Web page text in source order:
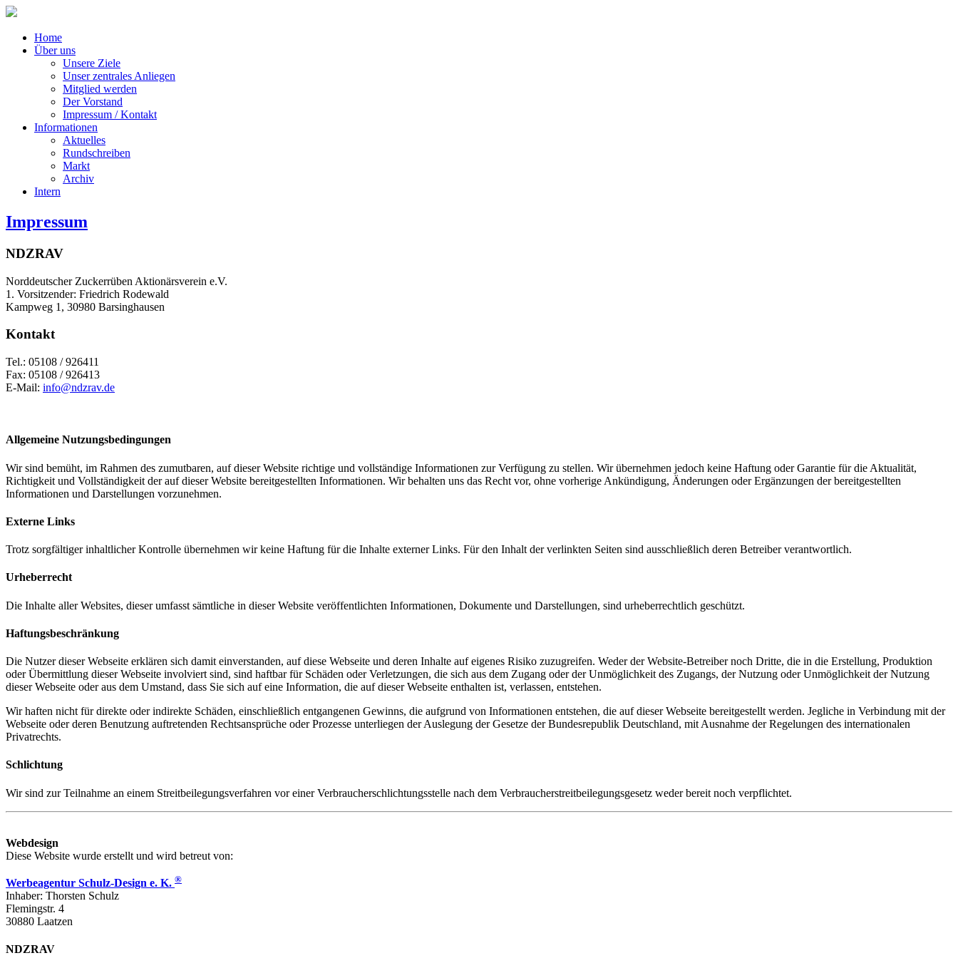
Home
Über uns
Unsere Ziele
Unser zentrales Anliegen
Mitglied werden
Der Vorstand
Impressum / Kontakt
Informationen
Aktuelles
Rundschreiben
Markt
Archiv
Intern
Impressum
NDZRAV
Norddeutscher Zuckerrüben Aktionärsverein e.V.
1. Vorsitzender: Friedrich Rodewald
Kampweg 1, 30980 Barsinghausen
Kontakt
Tel.: 05108 / 926411
Fax: 05108 / 926413
E-Mail: info@ndzrav.de
Allgemeine Nutzungsbedingungen
Wir sind bemüht, im Rahmen des zumutbaren, auf dieser Website richtige und vollständige Informationen zur Verfügung zu stellen. Wir übernehmen jedoch keine Haftung oder Garantie für die Aktualität,
Richtigkeit und Vollständigkeit der auf dieser Website bereitgestellten Informationen. Wir behalten uns das Recht vor, ohne vorherige Ankündigung, Änderungen oder Ergänzungen der bereitgestellten
Informationen und Darstellungen vorzunehmen.
Externe Links
Trotz sorgfältiger inhaltlicher Kontrolle übernehmen wir keine Haftung für die Inhalte externer Links. Für den Inhalt der verlinkten Seiten sind ausschließlich deren Betreiber verantwortlich.
Urheberrecht
Die Inhalte aller Websites, dieser umfasst sämtliche in dieser Website veröffentlichten Informationen, Dokumente und Darstellungen, sind urheberrechtlich geschützt.
Haftungsbeschränkung
Die Nutzer dieser Webseite erklären sich damit einverstanden, auf diese Webseite und deren Inhalte auf eigenes Risiko zuzugreifen. Weder der Website-Betreiber noch Dritte, die in die Erstellung, Produktion
oder Übermittlung dieser Webseite involviert sind, sind haftbar für Schäden oder Verletzungen, die sich aus dem Zugang oder der Unmöglichkeit des Zugangs, der Nutzung oder Unmöglichkeit der Nutzung
dieser Webseite oder aus dem Umstand, dass Sie sich auf eine Information, die auf dieser Webseite enthalten ist, verlassen, entstehen.
Wir haften nicht für direkte oder indirekte Schäden, einschließlich entgangenen Gewinns, die aufgrund von Informationen entstehen, die auf dieser Webseite bereitgestellt werden. Jegliche in Verbindung mit der
Webseite oder deren Benutzung auftretenden Rechtsansprüche oder Prozesse unterliegen der Auslegung der Gesetze der Bundesrepublik Deutschland, mit Ausnahme der Regelungen des internationalen
Privatrechts.
Schlichtung
Wir sind zur Teilnahme an einem Streitbeilegungsverfahren vor einer Verbraucherschlichtungsstelle nach dem Verbraucherstreitbeilegungsgesetz weder bereit noch verpflichtet.
Webdesign
Diese Website wurde erstellt und wird betreut von:
Werbeagentur Schulz-Design e. K. ®
Inhaber: Thorsten Schulz
Flemingstr. 4
30880 Laatzen
NDZRAV